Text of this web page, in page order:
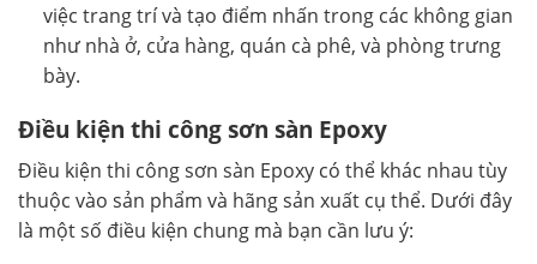
việc trang trí và tạo điểm nhấn trong các không gian
như nhà ở, cửa hàng, quán cà phê, và phòng trưng
bày.
Điều kiện thi công sơn sàn Epoxy
Điều kiện thi công sơn sàn Epoxy có thể khác nhau tùy
thuộc vào sản phẩm và hãng sản xuất cụ thể. Dưới đây
là một số điều kiện chung mà bạn cần lưu ý: